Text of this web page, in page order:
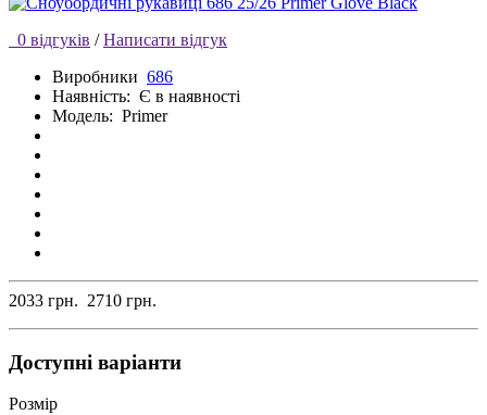
0 відгуків / Написати відгук
Виробники 686
Наявність: Є в наявності
Модель: Primer
2033 грн. 2710 грн.
Доступні варіанти
Розмір